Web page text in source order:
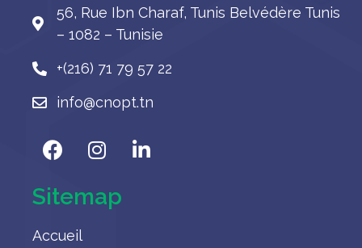
56, Rue Ibn Charaf, Tunis Belvédère Tunis
– 1082 – Tunisie
+(216) 71 79 57 22
info@cnopt.tn
Sitemap
Accueil